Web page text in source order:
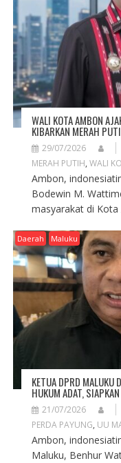
O
N
WALI KOTA AMBON
KIBARKAN MERAH
29/07/2026
MERAH PUTIH, WALI
Ambon,
Bodewin M.
masyarakat di Kota
Daerah Maluku
KETUA DPRD MALUKU
HUKUM ADAT,
21/07/2026
PERDA PAYUNG, UU
Ambon,
Maluku, Benhur